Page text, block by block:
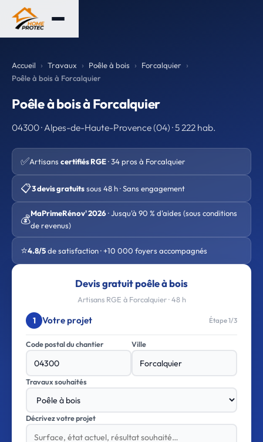
Accueil Travaux Poêle à bois
Forcalquier
Poêle à bois à Forcalquier
Poêle à bois à Forcalquier
04300 · Alpes-de-Haute-Provence (04) · 5 222 hab.
✅Artisans certifiés RGE· 34 pros à Forcalquier
📋3 devis gratuitssous 48 h · Sans engagement
💰MaPrimeRénov' 2026· Jusqu'à 90 % d'aides (sous conditions
de revenus)
⭐4.8/5de satisfaction · +10 000 foyers accompagnés
Devis gratuit poêle à bois
Artisans RGE à Forcalquier · 48 h
1 Votre projet Étape 1/3
Code postal du chantier Ville
Travaux souhaités
Décrivez votre projet